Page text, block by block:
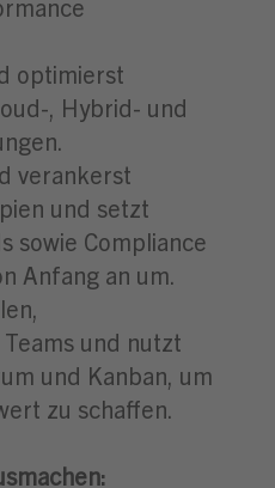
optimierst
, Hybrid- und
verankerst
und setzt
sowie Compliance
Anfang an um.
und nutzt
und Kanban, um
zu schaffen.